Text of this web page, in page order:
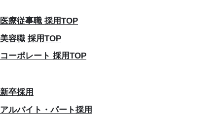
医療従事職 採用TOP
美容職 採用TOP
コーポレート 採用TOP
新卒採用
アルバイト・パート採用